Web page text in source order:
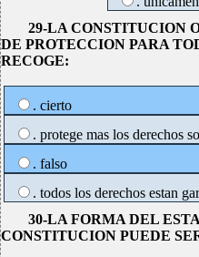
29-LA CONSTITUCION
DE PROTECCION PARA
RECOGE:
. cierto
. protege mas los derechos
. falso
. todos los derechos estan
30-LA FORMA DEL
CONSTITUCION PUEDE